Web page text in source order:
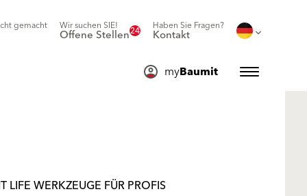
gemacht Wir suchen SIE!
Offene Stellen24 Haben Sie Fragen?
Kontakt
myBaumit
LIFE WERKZEUGE FÜR PROFIS